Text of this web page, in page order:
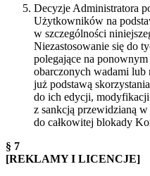
Decyzje Administratora
Użytkowników na
w szczególności
Niezastosowanie się do
polegające na
obarczonych wadami lub
już podstawą
do ich edycji,
z sankcją przewidzianą
do całkowitej blokady
§ 7
[REKLAMY I LICENCJE]